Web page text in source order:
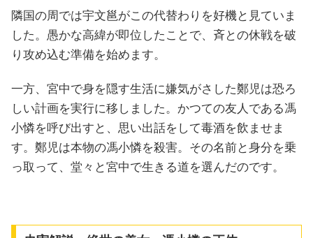
隣国の周では宇文邕がこの代替わりを好機と見ていま
した。愚かな高緯が即位したことで、斉との休戦を破
り攻め込む準備を始めます。
一方、宮中で身を隠す生活に嫌気がさした鄭児は恐ろ
しい計画を実行に移しました。かつての友人である馮
小憐を呼び出すと、思い出話をして毒酒を飲ませま
す。鄭児は本物の馮小憐を殺害。その名前と身分を乗
っ取って、堂々と宮中で生きる道を選んだのです。